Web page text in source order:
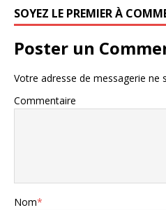
SOYEZ LE PREMIER À
Poster un
Votre adresse de messagerie ne
Commentaire
Nom*